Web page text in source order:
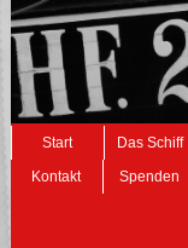
Navigation
überspringen
Start Das Schiff
Kontakt
Spenden